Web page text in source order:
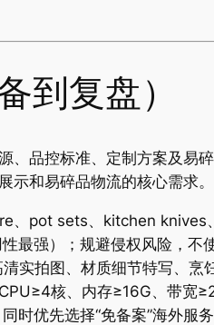
到复盘）
、品控标准、定制方案及易
和易碎品物流的核心需求。
、pot sets、kitchen knives、
最强）；规避侵权风险，不
实拍图、材质细节特写、烹
核、内存≥16G、带宽
时优先选择“免备案”海外服